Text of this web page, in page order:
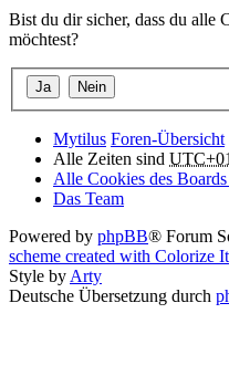
Bist du dir sicher, dass du alle
möchtest?
Mytilus Foren-Übersicht
Alle Zeiten sind
Alle Cookies des
Das Team
Powered by phpBB® Forum
scheme created with Colorize It
Style byArty
Deutsche Übersetzung durch